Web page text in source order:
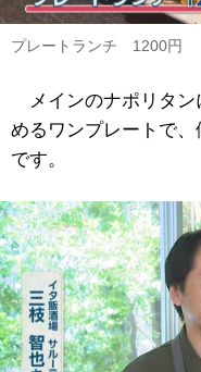
プレートランチ 1200円
メインのナポリタン
めるワンプレートで
です。